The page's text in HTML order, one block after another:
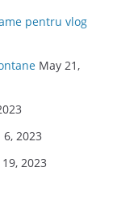
pentru vlog
May 21,
2023
2023